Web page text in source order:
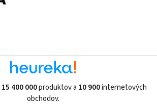
15 400 000produktov a 10 900internetových
obchodov.